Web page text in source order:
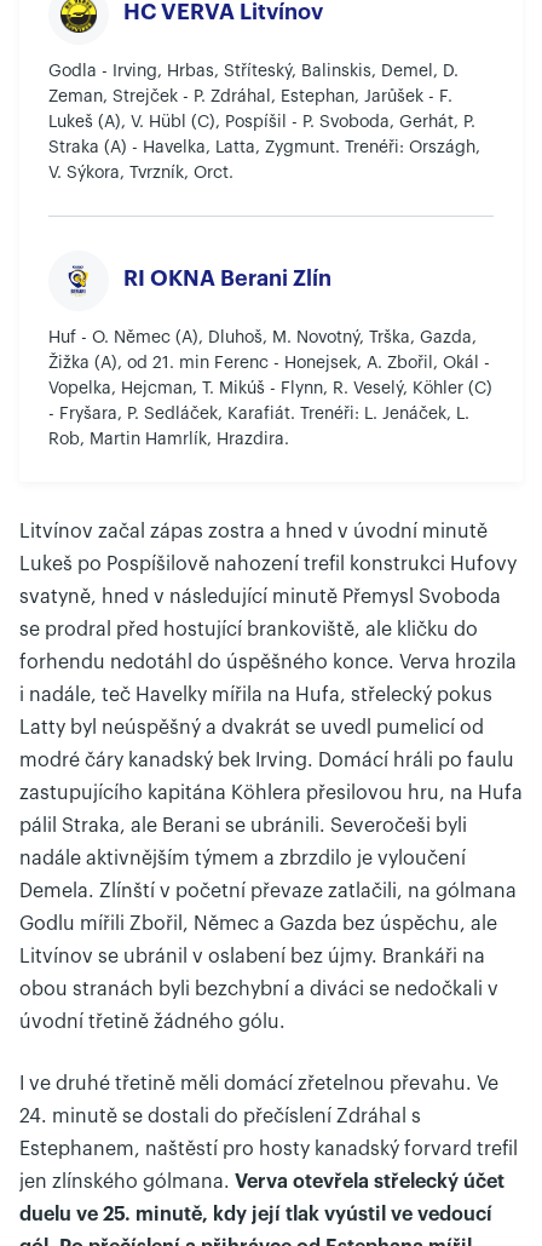
HC VERVA Litvínov
Godla - Irving, Hrbas, Stříteský, Balinskis, Demel, D.
Zeman, Strejček - P. Zdráhal, Estephan, Jarůšek - F.
Lukeš (A), V. Hübl (C), Pospíšil - P. Svoboda, Gerhát, P.
Straka (A) - Havelka, Latta, Zygmunt. Trenéři: Országh,
V. Sýkora, Tvrzník, Orct.
RI OKNA Berani Zlín
Huf - O. Němec (A), Dluhoš, M. Novotný, Trška, Gazda,
Žižka (A), od 21. min Ferenc - Honejsek, A. Zbořil, Okál -
Vopelka, Hejcman, T. Mikúš - Flynn, R. Veselý, Köhler (C)
- Fryšara, P. Sedláček, Karafiát. Trenéři: L. Jenáček, L.
Rob, Martin Hamrlík, Hrazdira.
Litvínov začal zápas zostra a hned v úvodní minutě
Lukeš po Pospíšilově nahození trefil konstrukci Hufovy
svatyně, hned v následující minutě Přemysl Svoboda
se prodral před hostující brankoviště, ale kličku do
forhendu nedotáhl do úspěšného konce. Verva hrozila
i nadále, teč Havelky mířila na Hufa, střelecký pokus
Latty byl neúspěšný a dvakrát se uvedl pumelicí od
modré čáry kanadský bek Irving. Domácí hráli po faulu
zastupujícího kapitána Köhlera přesilovou hru, na Hufa
pálil Straka, ale Berani se ubránili. Severočeši byli
nadále aktivnějším týmem a zbrzdilo je vyloučení
Demela. Zlínští v početní převaze zatlačili, na gólmana
Godlu mířili Zbořil, Němec a Gazda bez úspěchu, ale
Litvínov se ubránil v oslabení bez újmy. Brankáři na
obou stranách byli bezchybní a diváci se nedočkali v
úvodní třetině žádného gólu.
I ve druhé třetině měli domácí zřetelnou převahu. Ve
24. minutě se dostali do přečíslení Zdráhal s
Estephanem, naštěstí pro hosty kanadský forvard trefil
jen zlínského gólmana. Verva otevřela střelecký účet
duelu ve 25. minutě, kdy její tlak vyústil ve vedoucí